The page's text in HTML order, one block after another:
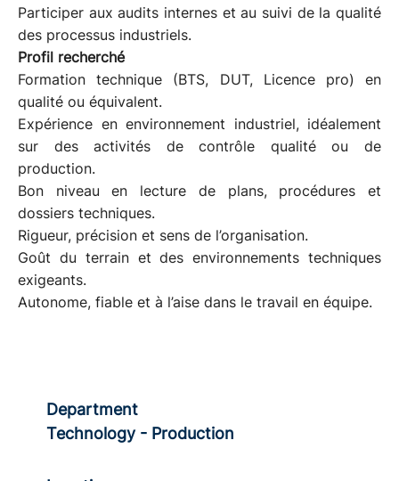
Participer aux audits internes et au suivi de la qualité
des processus industriels.
Profil recherché
Formation technique (BTS, DUT, Licence pro) en
qualité ou équivalent.
Expérience en environnement industriel, idéalement
sur des activités de contrôle qualité ou de
production.
Bon niveau en lecture de plans, procédures et
dossiers techniques.
Rigueur, précision et sens de l’organisation.
Goût du terrain et des environnements techniques
exigeants.
Autonome, fiable et à l’aise dans le travail en équipe.
Department
Technology - Production